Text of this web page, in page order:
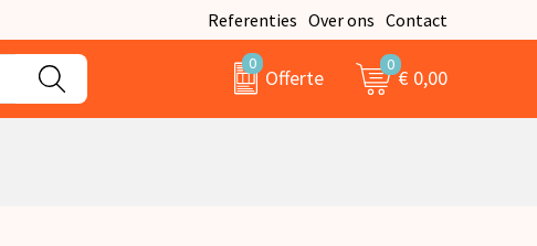
Referenties Over ons Contact
0
Offerte
0
€ 0,00